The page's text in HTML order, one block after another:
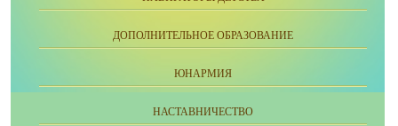
ДОПОЛНИТЕЛЬНОЕ ОБРАЗОВАНИЕ
ЮНАРМИЯ
НАСТАВНИЧЕСТВО